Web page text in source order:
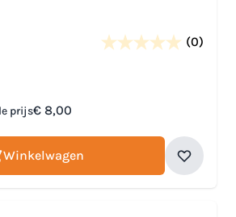
(0)
prijs€ 8,00
Winkelwagen